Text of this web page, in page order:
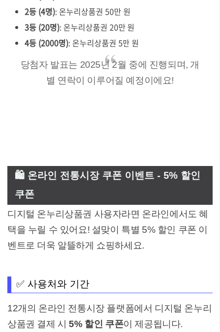
2등 (4명): 온누리상품권 50만 원
3등 (20명): 온누리상품권 20만 원
4등 (2000명): 온누리상품권 5만 원
당첨자 발표는 2025년 2월 중에 진행되며, 개
별 연락이 이루어질 예정이에요!
🛍️ 온라인 전통시장 쿠폰 이벤트 - 5% 할인
쿠폰
디지털 온누리상품권 사용자라면 온라인에서도 혜
택을 누릴 수 있어요! 설맞이 특별 5% 할인 쿠폰 이
벤트로 더욱 알뜰하게 쇼핑하세요.
✅ 사용처와 기간
12개의 온라인 전통시장 플랫폼에서 디지털 온누리
상품권 결제 시5% 할인 쿠폰이 제공됩니다.